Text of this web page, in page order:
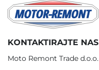
KONTAKTIRAJTE NAS
Moto Remont Trade d.o.o.